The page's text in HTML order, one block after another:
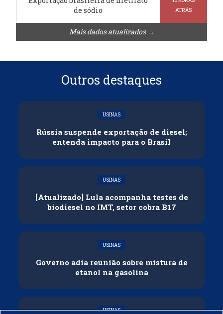
de sódio
ATRÁS
Mais dados atualizados →
Outros destaques
USINAS
Rússia suspende exportação de diesel;
entenda impacto para o Brasil
USINAS
[Atualizado] Lula acompanha testes de
biodiesel no IMT, setor cobra B17
USINAS
Governo adia reunião sobre mistura de
etanol na gasolina
USINAS